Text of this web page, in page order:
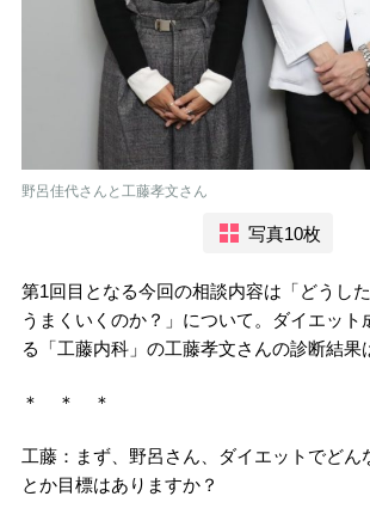
野呂佳代さんと工藤孝文さん
写真10枚
第1回目となる今回の相談内容は「どうし
うまくいくのか？」について。ダイエット
る「工藤内科」の工藤孝文さんの診断結
＊ ＊ ＊
工藤：まず、野呂さん、ダイエットでどん
とか目標はありますか？